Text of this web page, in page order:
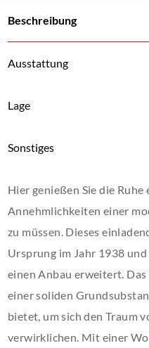
Beschreibung
Ausstattung
Lage
Sonstiges
Hier genießen Sie die
Annehmlichkeiten einer
zu müssen. Dieses
Ursprung im Jahr 1938
einen Anbau erweitert.
einer soliden
bietet, um sich den Traum
verwirklichen. Mit einer